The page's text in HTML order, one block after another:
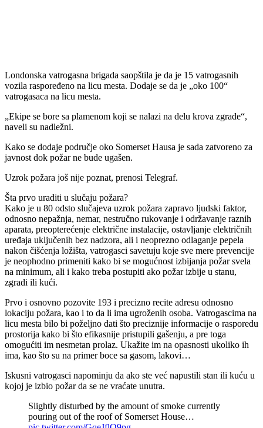
Londonska vatrogasna brigada saopštila je da je 15 vatrogasnih
vozila raspoređeno na licu mesta. Dodaje se da je „oko 100“
vatrogasaca na licu mesta.
„Ekipe se bore sa plamenom koji se nalazi na delu krova zgrade“,
naveli su nadležni.
Kako se dodaje područje oko Somerset Hausa je sada zatvoreno za
javnost dok požar ne bude ugašen.
Uzrok požara još nije poznat, prenosi Telegraf.
Šta prvo uraditi u slučaju požara?
Kako je u 80 odsto slučajeva uzrok požara zapravo ljudski faktor,
odnosno nepažnja, nemar, nestručno rukovanje i održavanje raznih
aparata, preopterećenje električne instalacije, ostavljanje električnih
uređaja uključenih bez nadzora, ali i neoprezno odlaganje pepela
nakon čišćenja ložišta, vatrogasci savetuju koje sve mere prevencije
je neophodno primeniti kako bi se mogućnost izbijanja požar svela
na minimum, ali i kako treba postupiti ako požar izbije u stanu,
zgradi ili kući.
Prvo i osnovno pozovite 193 i precizno recite adresu odnosno
lokaciju požara, kao i to da li ima ugroženih osoba. Vatrogascima na
licu mesta bilo bi poželjno dati što preciznije informacije o rasporedu
prostorija kako bi što efikasnije pristupili gašenju, a pre toga
omogućiti im nesmetan prolaz. Ukažite im na opasnosti ukoliko ih
ima, kao što su na primer boce sa gasom, lakovi…
Iskusni vatrogasci napominju da ako ste već napustili stan ili kuću u
kojoj je izbio požar da se ne vraćate unutra.
Slightly disturbed by the amount of smoke currently
pouring out of the roof of Somerset House…